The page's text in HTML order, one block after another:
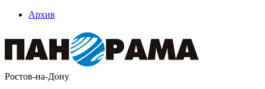
Архив
Ростов-на-Дону